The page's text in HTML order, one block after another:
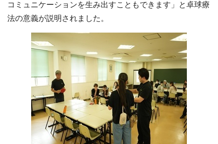
コミュニケーションを生み出すこともできます」と卓球療
法の意義が説明されました。